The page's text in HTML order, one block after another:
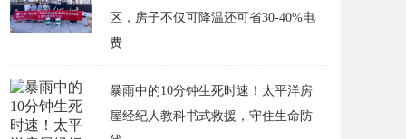
区，房子不仅可降温还可省30-40%电
费
​暴雨中的10分钟生死时速！太平洋房
屋经纪人教科书式救援，守住生命防